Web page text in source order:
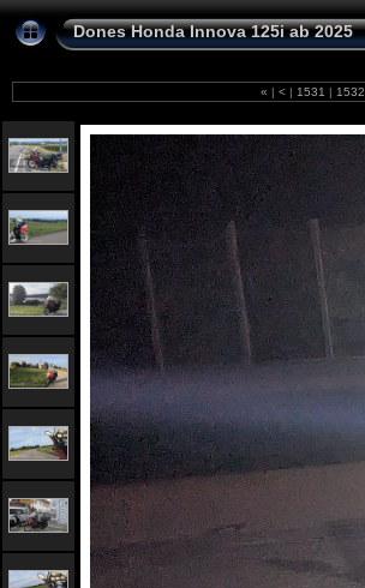
Dones Honda Innova 125i ab 2025
« | < | 1531 | 1532